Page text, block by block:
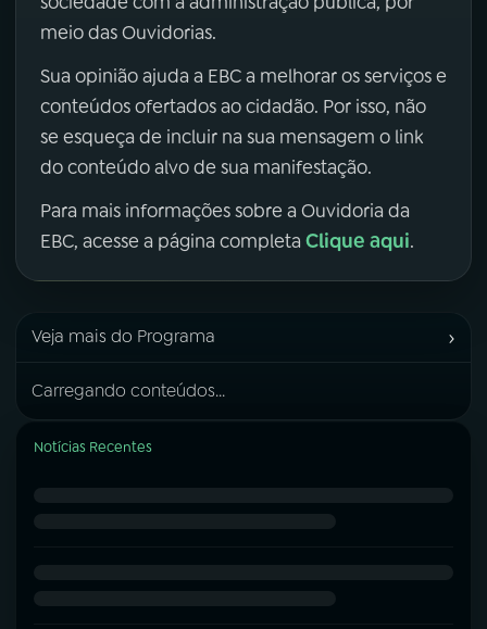
meio das Ouvidorias.
Sua opinião ajuda a EBC a melhorar os serviços e
conteúdos ofertados ao cidadão. Por isso, não
se esqueça de incluir na sua mensagem o link
do conteúdo alvo de sua manifestação.
Para mais informações sobre a Ouvidoria da
EBC, acesse a página completa Clique aqui.
Veja mais do Programa ›
Carregando conteúdos...
Notícias Recentes